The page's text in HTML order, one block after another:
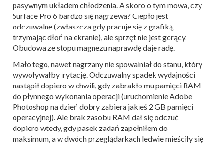
pasywnym układem chłodzenia. A skoro o tym mowa, czy
Surface Pro 6 bardzo się nagrzewa? Ciepło jest
odczuwalne (zwłaszcza gdy pracuje się z grafiką,
trzymając dłoń na ekranie), ale sprzęt nie jest gorący.
Obudowa ze stopu magnezu naprawdę daje radę.
Mało tego, nawet nagrzany nie spowalniał do stanu, który
wywoływałby irytację. Odczuwalny spadek wydajności
nastąpił dopiero w chwili, gdy zabrakło mu pamięci RAM
do płynnego wykonania operacji (uruchomienie Adobe
Photoshop na dzień dobry zabiera jakieś 2 GB pamięci
operacyjnej). Ale brak zasobu RAM dał się odczuć
dopiero wtedy, gdy pasek zadań zapełniłem do
maksimum, a w dwóch przeglądarkach ledwie mieściły się